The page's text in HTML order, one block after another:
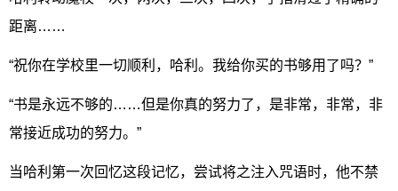
距离……
“祝你在学校里一切顺利，哈利。我给你买的书够用了吗？”
“书是永远不够的……但是你真的努力了，是非常，非常，非
常接近成功的努力。”
当哈利第一次回忆这段记忆，尝试将之注入咒语时，他不禁